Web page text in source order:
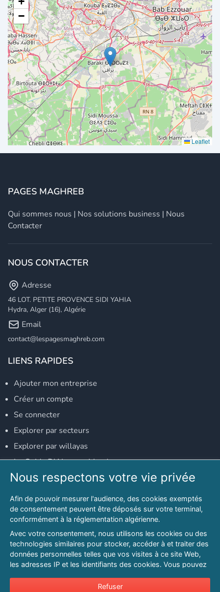
−
Leaflet
PAGES MAGHREB
Qui sommes nous | Nos solutions business | Nous
Contacter
NOUS CONTACTER
Adresse
46 LOT. PETITE PROVENCE SIDI YAHIA
Hydra, Alger (16), Algérie
Email
contact@lespagesmaghreb.com
LIENS RAPIDES
Ajouter mon entreprise
Créer un compte
Se connecter
Explorer par secteurs
Explorer par willayas
Le Guide D'Alger, guide-alger.com
NOS RÉSEAUX SOCIAUX
Notre page Facebook
Notre page LinkedIn
Notre page Instagram
Notre page Twitter
Nous respectons votre vie privée
Afin de pouvoir mesurer l'audience, des cookies exemptés
de consentement peuvent être déposés sur votre terminal,
conformément à la réglementation algérienne.
Avec votre consentement, nous utilisons les cookies ou des
technologies similaires pour stocker, accéder à et traiter des
données personnelles telles que vos visites à ce site Web,
les adresses IP et les identifiants des cookies. Vous pouvez
sur l'intérêt légitime à tout moment en cliquant sur « Refuser
Refuser